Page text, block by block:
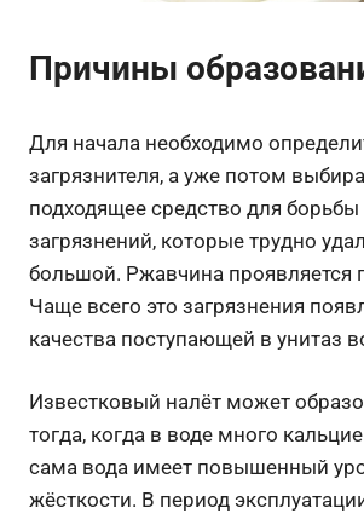
Причины
Для начала необходимо
загрязнителя, а уже потом
подходящее средство для
загрязнений, которые трудно
большой. Ржавчина проявляется
Чаще всего это загрязнения
качества поступающей в унитаз
Известковый налёт может
тогда, когда в воде много
сама вода имеет повышенный
жёсткости. В период